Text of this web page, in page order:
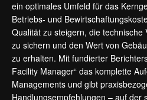
ein optimales Umfeld für das
Betriebs- und
Qualität zu steigern, die technische
zu sichern und den Wert von
zu erhalten. Mit fundierter
Facility Manager“ das komplette
Managements und gibt
Handlungsempfehlungen – auf der